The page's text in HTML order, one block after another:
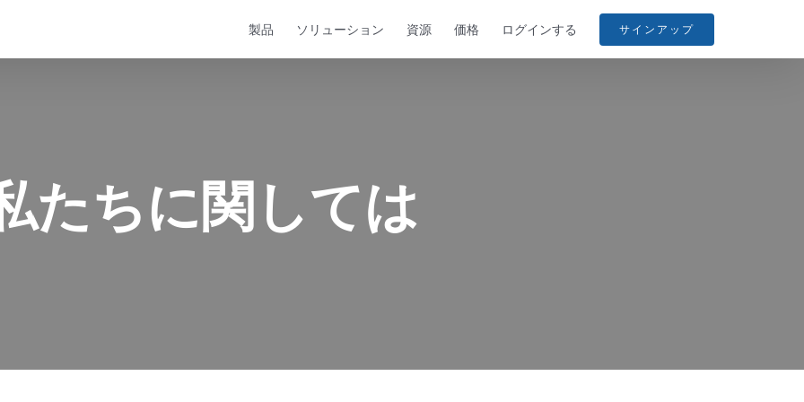
製品 ソリューション 資源 価格 ログインする サインアップ
たちに関しては